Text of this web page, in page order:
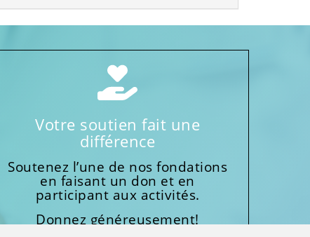
Votre soutien fait une
différence
Soutenez l’une de nos fondations
en faisant un don et en
participant aux activités.
Donnez généreusement!